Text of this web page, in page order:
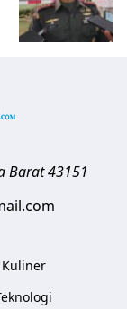
Barat 43151
Kuliner